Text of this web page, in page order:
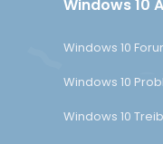
Windows 10
Windows 10
Windows 10
Windows 10